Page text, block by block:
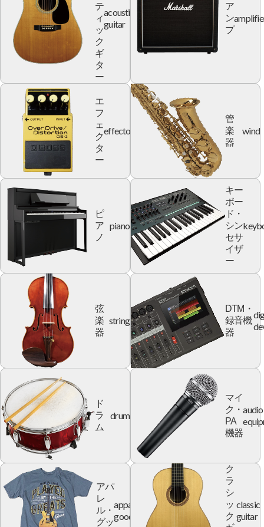
テ
ィ
ッ
ク
ギ
タ
ー
acoustic
guitar
ア
ン
プ
エ
フ
ェ
ク
タ
ー
effector
管
楽
器
wind
ピ
ア
ノ
piano
キー
ボー
ド・
シン
セサ
イザ
ー
弦
楽
器
string
DTM・
録音機
器
ド
ラ
ム
drum
マイ
ク・
PA
機器
audio
アパ
レ
ル・
グッ
apparel
goods
ク
ラ
シ
ッ
ク
classic
guitar